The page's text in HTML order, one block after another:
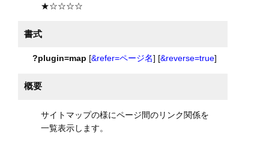
★☆☆☆☆
書式
?plugin=map [&refer=ページ名] [&reverse=true]
概要
サイトマップの様にページ間のリンク関係を
一覧表示します。